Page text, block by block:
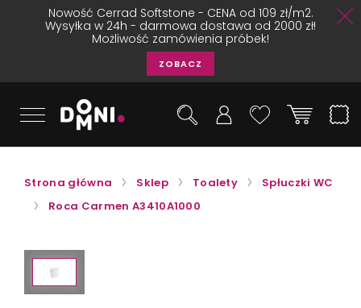
Nowość Cerrad Softstone - CENA od 109 zł/m2.
Wysyłka w 24h - darmowa dostawa od 2000 zł!
Możliwość zamówienia próbek!
ZOBACZ
Strona główna Sklep Toalety
Spłuczki WC
Roca Carmen A3410A1000